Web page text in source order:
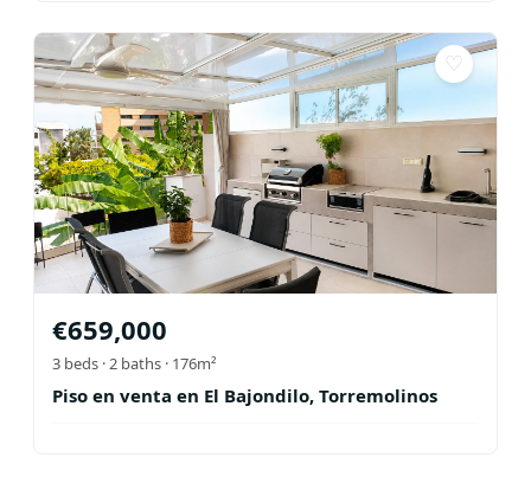
♡
€659,000
3 beds ·2 baths · 176m²
Piso en venta en El Bajondilo, Torremolinos